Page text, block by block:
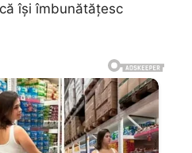
își îmbunătățesc